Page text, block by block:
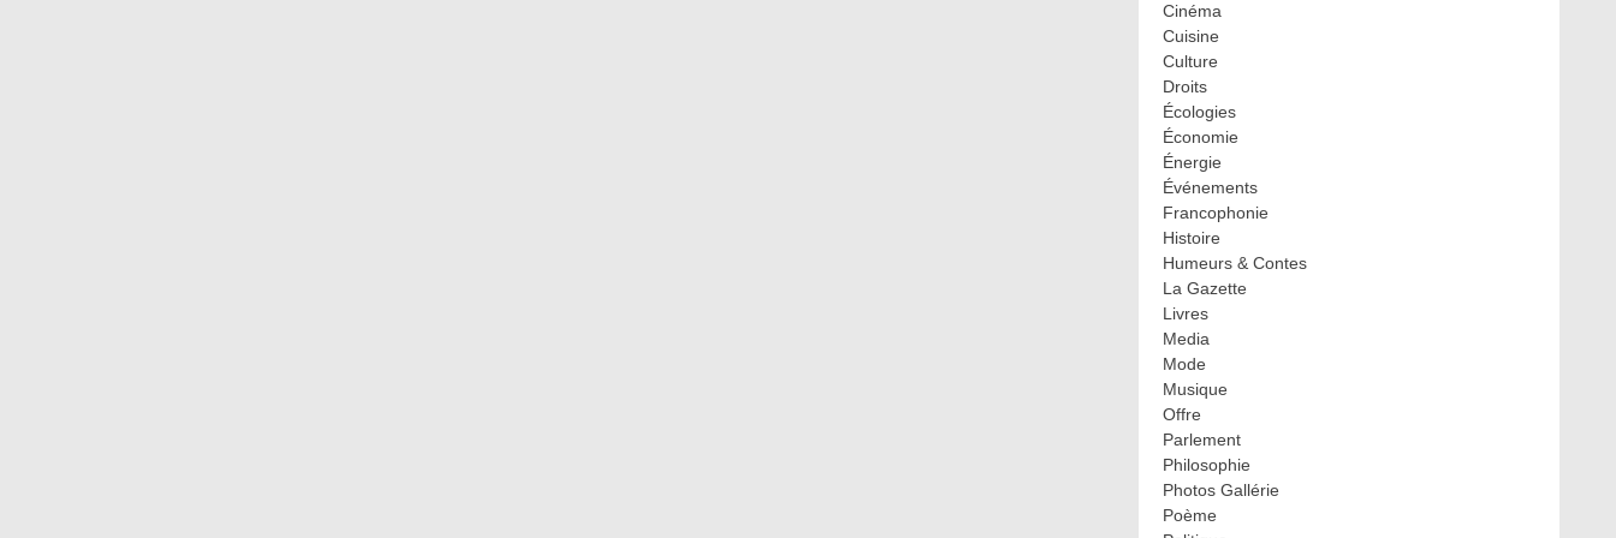
Cinéma
Cuisine
Culture
Droits
Écologies
Économie
Énergie
Événements
Francophonie
Histoire
Humeurs & Contes
La Gazette
Livres
Media
Mode
Musique
Offre
Parlement
Philosophie
Photos Gallérie
Poème